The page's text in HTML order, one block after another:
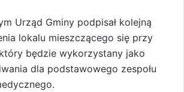
Urząd Gminy podpisał kolejną
lokalu mieszczącego się przy
będzie wykorzystany jako
dla podstawowego zespołu